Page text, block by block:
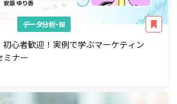
データ分析・BI
初心者歓迎！実例で学ぶマーケティン
ミナー